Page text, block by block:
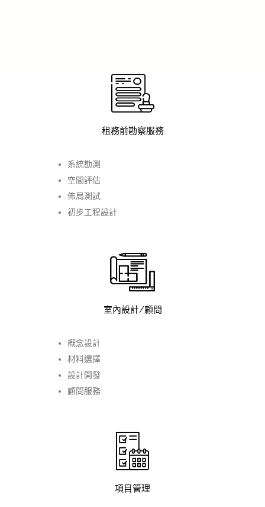
租務前勘察服務
系統勘測
空間評估
佈局測試
初步工程設計
室內設計/顧問
概念設計
材料選擇
設計開發
顧問服務
項目管理